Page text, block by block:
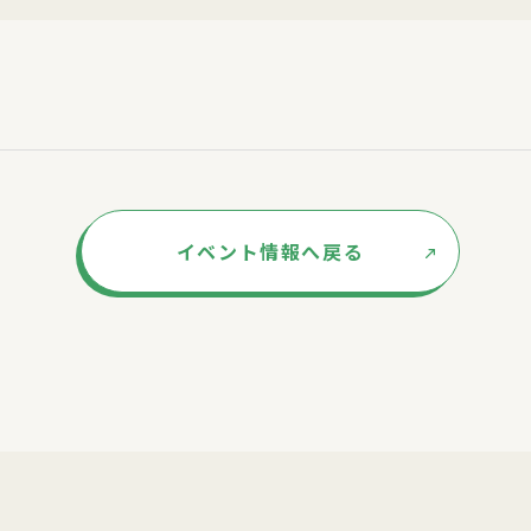
イベント情報へ戻る